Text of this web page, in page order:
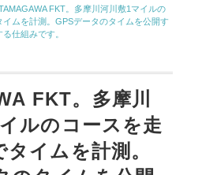
FKT。多摩川河川敷1マイルの
イムを計測。GPSデータのタイムを公開す
仕組みです。
FKT。多摩川
ルのコースを走
タイムを計測。